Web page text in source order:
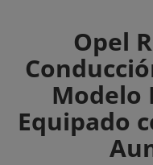
Opel
Modelo
Equipado